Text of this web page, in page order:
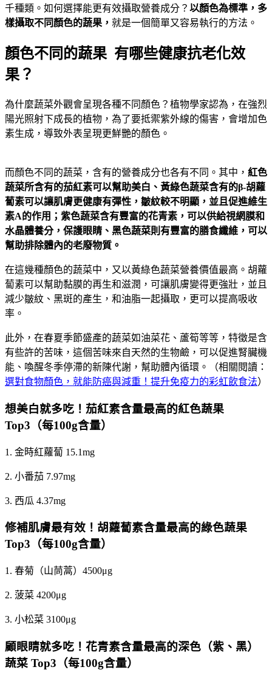
千種類。如何選擇能更有效攝取營養成分？ 以顏色為標準，多
樣攝取不同顏色的蔬果， 就是一個簡單又容易執行的方法。
顏色不同的蔬果 有哪些健康抗老化效
果？
為什麼蔬菜外觀會呈現各種不同顏色？植物學家認為，在強烈
陽光照射下成長的植物，為了要抵禦紫外線的傷害，會增加色
素生成，導致外表呈現更鮮艷的顏色。
而顏色不同的蔬菜，含有的營養成分也各有不同。其中， 紅色
蔬菜所含有的茄紅素可以幫助美白、黃綠色蔬菜含有的β-胡蘿
蔔素可以讓肌膚更健康有彈性，皺紋較不明顯，並且促進維生
素A的作用；紫色蔬菜含有豐富的花青素，可以供給視網膜和
水晶體養分，保護眼睛、黑色蔬菜則有豐富的膳食纖維，可以
幫助排除體內的老廢物質。
在這幾種顏色的蔬菜中，又以黃綠色蔬菜營養價值最高。胡蘿
蔔素可以幫助黏膜的再生和滋潤，可讓肌膚變得更強壯，並且
減少皺紋、黑斑的產生，和油脂一起攝取，更可以提高吸收
率。
此外，在春夏季節盛產的蔬菜如油菜花、蘆筍等等，特徵是含
有些許的苦味，這個苦味來自天然的生物鹼，可以促進腎臟機
能、喚醒冬季停滯的新陳代謝，幫助體內循環。（相關閱讀：
選對食物顏色，就能防癌與減重！提升免疫力的彩虹飲食法）
想美白就多吃！茄紅素含量最高的紅色蔬果
Top3（每100g含量）
1. 金時紅蘿蔔 15.1mg
2. 小番茄 7.97mg
3. 西瓜 4.37mg
修補肌膚最有效！胡蘿蔔素含量最高的綠色蔬果
Top3（每100g含量）
1. 春菊（山茼蒿）4500μg
2. 菠菜 4200μg
3. 小松菜 3100μg
顧眼睛就多吃！花青素含量最高的深色（紫、黑）
蔬菜 Top3（每100g含量）